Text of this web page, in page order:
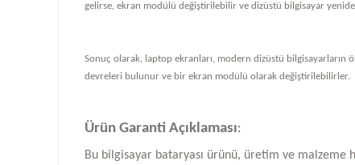
gelirse, ekran modülü değiştirilebilir ve dizüstü bilgisayar
Sonuç olarak, laptop ekranları, modern dizüstü bilgisayarların
devreleri bulunur ve bir ekran modülü olarak değiştirilebilirler.
Ürün Garanti Açıklaması:
Bu bilgisayar bataryası ürünü, üretim ve malzeme